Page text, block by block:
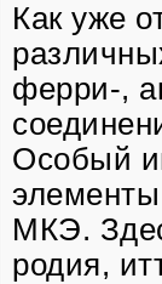
Как уже
ферри-,
Особый
МКЭ.
родия,